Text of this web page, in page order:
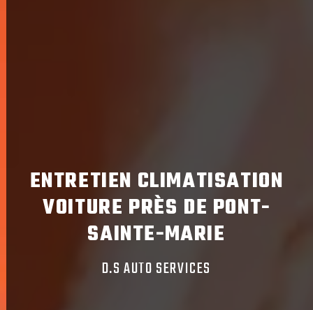
ENTRETIEN CLIMATISATION
VOITURE PRÈS DE PONT-
SAINTE-MARIE
D.S AUTO SERVICES